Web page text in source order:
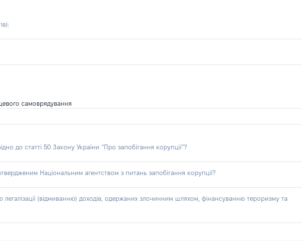
:
самоврядування
до статті 50 Закону України “Про запобігання корупції”?
Національним агентством з питань запобігання корупції?
(відмиванню) доходів, одержаних злочинним шляхом, фінансуванню тероризму та